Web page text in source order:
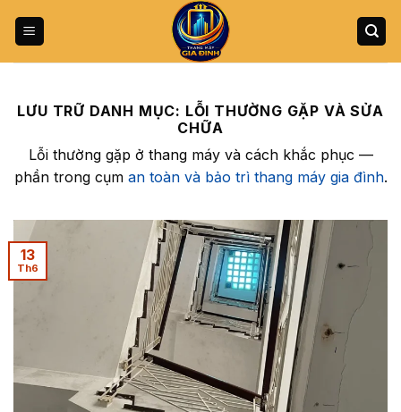
qua
LƯU TRỮ DANH MỤC: LỖI THƯỜNG GẶP VÀ SỬA
CHỮA
Lỗi thường gặp ở thang máy và cách khắc phục —
phần trong cụm an toàn và bảo trì thang máy gia đình.
13
Th6